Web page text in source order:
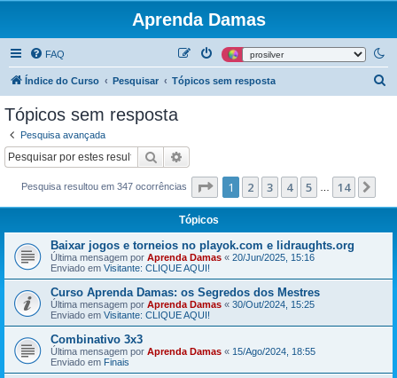
Aprenda Damas
FAQ
Índice do Curso Pesquisar Tópicos sem resposta
s
Tópicos sem resposta
Pesquisa avançada
Pesquisar
Pesquisa resultou em 347 ocorrências Página de 14
1 2 3 4 5 14
Tópicos
Baixar jogos e torneios no playok.com e lidraughts.org
Última mensagem por Aprenda Damas « 20/Jun/2025, 15:16
Enviado em Visitante: CLIQUE AQUI!
Curso Aprenda Damas: os Segredos dos Mestres
Última mensagem por Aprenda Damas « 30/Out/2024, 15:25
Enviado em Visitante: CLIQUE AQUI!
Combinativo 3x3
Última mensagem por Aprenda Damas « 15/Ago/2024, 18:55
Enviado em Finais